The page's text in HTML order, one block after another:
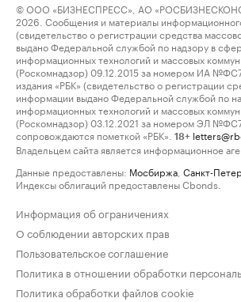
© ООО «БИЗНЕСПРЕСС», АО
2026. Сообщения и материалы
(свидетельство о регистрации средства
выдано Федеральной службой по надзору в
информационных технологий и массовых
(Роскомнадзор) 09.12.2015 за номером ИА
издания «РБК» (свидетельство о регистрации
информации выдано Федеральной службой по
информационных технологий и массовых
(Роскомнадзор) 03.12.2021 за номером ЭЛ
сопровождаются пометкой «РБК».
18+
Владельцем сайта является информационное
Данные предоставлены: Мосбиржа Санкт-
Индексы облигаций предоставлены Cbonds.
Информация об ограничениях
О соблюдении авторских прав
Пользовательское соглашение
Политика в отношении обработки
Политика обработки файлов cookie